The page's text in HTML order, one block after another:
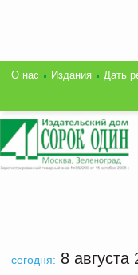
О нас Издания Дать
сегодня: 8 августа